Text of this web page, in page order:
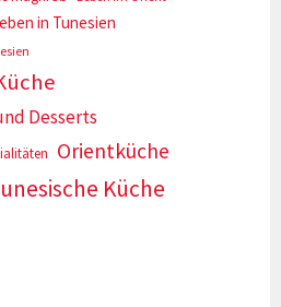
in Tunesien
Desserts
Orientküche
Küche